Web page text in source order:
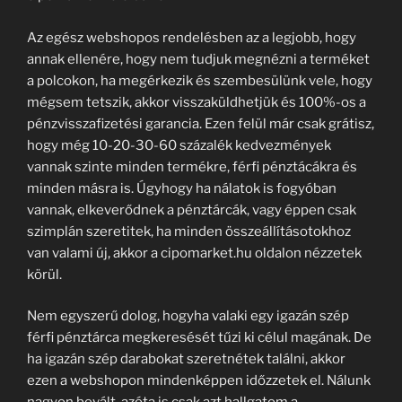
Az egész webshopos rendelésben az a legjobb, hogy
annak ellenére, hogy nem tudjuk megnézni a terméket
a polcokon, ha megérkezik és szembesülünk vele, hogy
mégsem tetszik, akkor visszaküldhetjük és 100%-os a
pénzvisszafizetési garancia. Ezen felül már csak grátisz,
hogy még 10-20-30-60 százalék kedvezmények
vannak szinte minden termékre, férfi pénztácákra és
minden másra is. Úgyhogy ha nálatok is fogyóban
vannak, elkeverődnek a pénztárcák, vagy éppen csak
szimplán szeretitek, ha minden összeállításotokhoz
van valami új, akkor a cipomarket.hu oldalon nézzetek
körül.
Nem egyszerű dolog, hogyha valaki egy igazán szép
férfi pénztárca megkeresését tűzi ki célul magának. De
ha igazán szép darabokat szeretnétek találni, akkor
ezen a webshopon mindenképpen időzzetek el. Nálunk